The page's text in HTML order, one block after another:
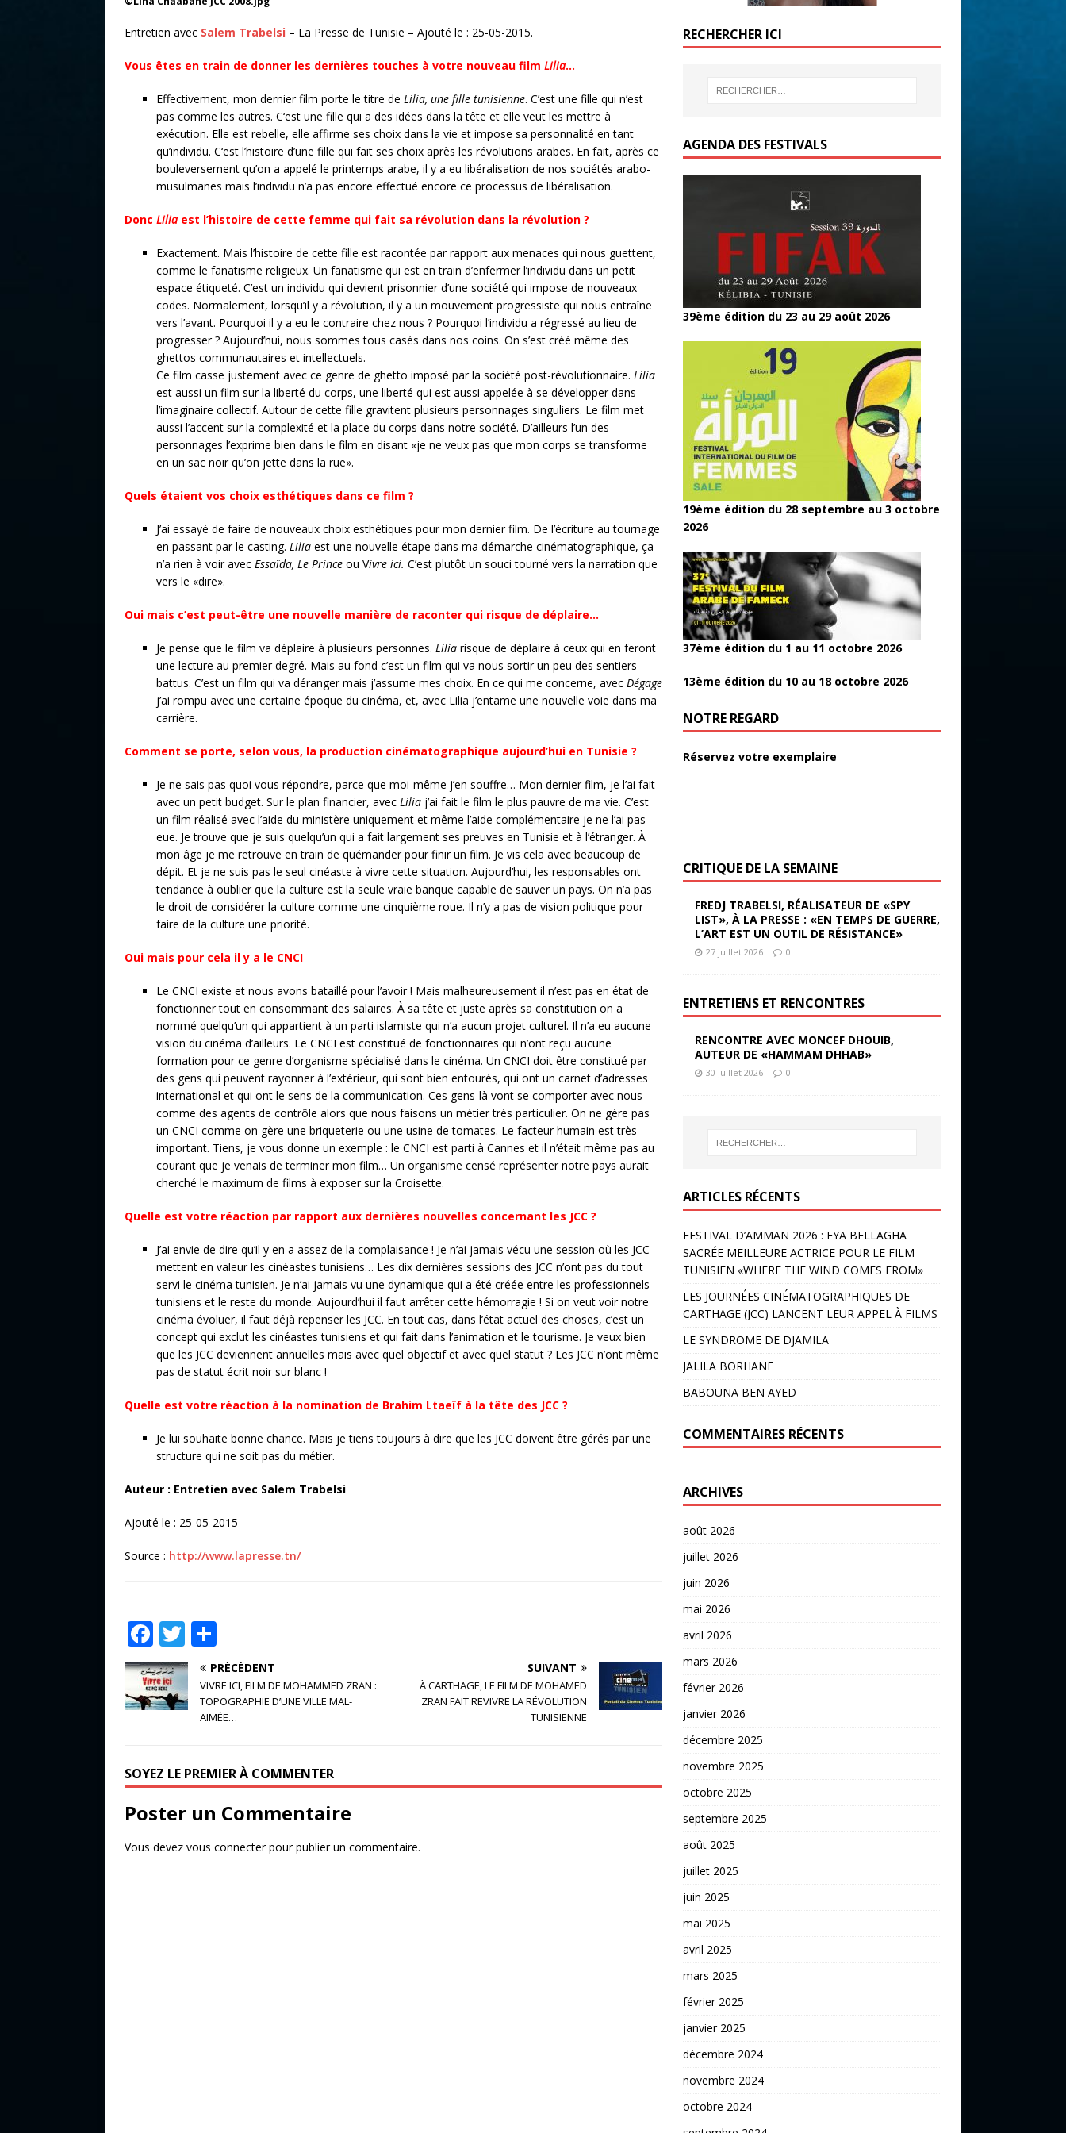
Entretien avec Salem Trabelsi – La Presse de Tunisie – Ajouté le : 25-05-2015.
Vous êtes en train de donner les dernières touches à votre nouveau film Lilia…
Effectivement, mon dernier film porte le titre de Lilia, une fille tunisienne. C’est une fille qui n’est
pas comme les autres. C‘est une fille qui a des idées dans la tête et elle veut les mettre à
exécution. Elle est rebelle, elle affirme ses choix dans la vie et impose sa personnalité en tant
qu’individu. C‘est l’histoire d’une fille qui fait ses choix après les révolutions arabes. En fait, après ce
bouleversement qu’on a appelé le printemps arabe, il y a eu libéralisation de nos sociétés arabo-
musulmanes mais l’individu n’a pas encore effectué encore ce processus de libéralisation.
Donc Liliaest l’histoire de cette femme qui fait sa révolution dans la révolution ?
Exactement. Mais l’histoire de cette fille est racontée par rapport aux menaces qui nous guettent,
comme le fanatisme religieux. Un fanatisme qui est en train d’enfermer l’individu dans un petit
espace étiqueté. C’est un individu qui devient prisonnier d’une société qui impose de nouveaux
codes. Normalement, lorsqu’il y a révolution, il y a un mouvement progressiste qui nous entraîne
vers l’avant. Pourquoi il y a eu le contraire chez nous ? Pourquoi l’individu a régressé au lieu de
progresser ? Aujourd’hui, nous sommes tous casés dans nos coins. On s’est créé même des
ghettos communautaires et intellectuels.
Ce film casse justement avec ce genre de ghetto imposé par la société post-révolutionnaire. Lilia
est aussi un film sur la liberté du corps, une liberté qui est aussi appelée à se développer dans
l’imaginaire collectif. Autour de cette fille gravitent plusieurs personnages singuliers. Le film met
aussi l’accent sur la complexité et la place du corps dans notre société. D’ailleurs l’un des
personnages l’exprime bien dans le film en disant «je ne veux pas que mon corps se transforme
en un sac noir qu’on jette dans la rue».
Quels étaient vos choix esthétiques dans ce film ?
J’ai essayé de faire de nouveaux choix esthétiques pour mon dernier film. De l’écriture au tournage
en passant par le casting. Lilia est une nouvelle étape dans ma démarche cinématographique, ça
n’a rien à voir avec Essaïda, Le Prince ou Vivre ici. C’est plutôt un souci tourné vers la narration que
vers le «dire».
Oui mais c’est peut-être une nouvelle manière de raconter qui risque de déplaire…
Je pense que le film va déplaire à plusieurs personnes. Lilia risque de déplaire à ceux qui en feront
une lecture au premier degré. Mais au fond c’est un film qui va nous sortir un peu des sentiers
battus. C’est un film qui va déranger mais j’assume mes choix. En ce qui me concerne, avec Dégage
j’ai rompu avec une certaine époque du cinéma, et, avec Lilia j’entame une nouvelle voie dans ma
carrière.
Comment se porte, selon vous, la production cinématographique aujourd’hui en Tunisie ?
Je ne sais pas quoi vous répondre, parce que moi-même j’en souffre… Mon dernier film, je l’ai fait
avec un petit budget. Sur le plan financier, avec Lilia j’ai fait le film le plus pauvre de ma vie. C’est
un film réalisé avec l’aide du ministère uniquement et même l’aide complémentaire je ne l’ai pas
eue. Je trouve que je suis quelqu’un qui a fait largement ses preuves en Tunisie et à l’étranger. À
mon âge je me retrouve en train de quémander pour finir un film. Je vis cela avec beaucoup de
dépit. Et je ne suis pas le seul cinéaste à vivre cette situation. Aujourd’hui, les responsables ont
tendance à oublier que la culture est la seule vraie banque capable de sauver un pays. On n’a pas
le droit de considérer la culture comme une cinquième roue. Il n’y a pas de vision politique pour
faire de la culture une priorité.
Oui mais pour cela il y a le CNCI
Le CNCI existe et nous avons bataillé pour l’avoir ! Mais malheureusement il n’est pas en état de
fonctionner tout en consommant des salaires. À sa tête et juste après sa constitution on a
nommé quelqu’un qui appartient à un parti islamiste qui n’a aucun projet culturel. Il n’a eu aucune
vision du cinéma d’ailleurs. Le CNCI est constitué de fonctionnaires qui n’ont reçu aucune
formation pour ce genre d’organisme spécialisé dans le cinéma. Un CNCI doit être constitué par
des gens qui peuvent rayonner à l’extérieur, qui sont bien entourés, qui ont un carnet d’adresses
international et qui ont le sens de la communication. Ces gens-là vont se comporter avec nous
comme des agents de contrôle alors que nous faisons un métier très particulier. On ne gère pas
un CNCI comme on gère une briqueterie ou une usine de tomates. Le facteur humain est très
important. Tiens, je vous donne un exemple : le CNCI est parti à Cannes et il n’était même pas au
courant que je venais de terminer mon film… Un organisme censé représenter notre pays aurait
cherché le maximum de films à exposer sur la Croisette.
Quelle est votre réaction par rapport aux dernières nouvelles concernant les JCC ?
J’ai envie de dire qu’il y en a assez de la complaisance ! Je n’ai jamais vécu une session où les JCC
mettent en valeur les cinéastes tunisiens… Les dix dernières sessions des JCC n’ont pas du tout
servi le cinéma tunisien. Je n’ai jamais vu une dynamique qui a été créée entre les professionnels
tunisiens et le reste du monde. Aujourd’hui il faut arrêter cette hémorragie ! Si on veut voir notre
cinéma évoluer, il faut déjà repenser les JCC. En tout cas, dans l’état actuel des choses, c’est un
concept qui exclut les cinéastes tunisiens et qui fait dans l’animation et le tourisme. Je veux bien
que les JCC deviennent annuelles mais avec quel objectif et avec quel statut ? Les JCC n’ont même
pas de statut écrit noir sur blanc !
Quelle est votre réaction à la nomination de Brahim Ltaeïf à la tête des JCC ?
Je lui souhaite bonne chance. Mais je tiens toujours à dire que les JCC doivent être gérés par une
structure qui ne soit pas du métier.
Auteur : Entretien avec Salem Trabelsi
Ajouté le : 25-05-2015
Source : http://www.lapresse.tn/
F
a
c
e
o
o
k
T
w
it
te
ar
ta
g
r
PRÉCÉDENT
VIVRE ICI, FILM DE MOHAMMED ZRAN :
TOPOGRAPHIE D’UNE VILLE MAL-
AIMÉE…
SUIVANT
À CARTHAGE, LE FILM DE MOHAMED
ZRAN FAIT REVIVRE LA RÉVOLUTION
TUNISIENNE
SOYEZ LE PREMIER À COMMENTER
Poster un Commentaire
Vous devez vous connecterpour publier un commentaire.
RECHERCHER ICI
AGENDA DES FESTIVALS
39ème édition du 23 au 29 août 2026
19ème édition du 28 septembre au 3 octobre
2026
37ème édition du 1 au 11 octobre 2026
13ème édition du 10 au 18 octobre 2026
NOTRE REGARD
Réservez votre exemplaire
CRITIQUE DE LA SEMAINE
FREDJ TRABELSI, RÉALISATEUR DE «SPY
LIST», À LA PRESSE : «EN TEMPS DE GUERRE,
L’ART EST UN OUTIL DE RÉSISTANCE»
27 juillet 2026 0
ENTRETIENS ET RENCONTRES
RENCONTRE AVEC MONCEF DHOUIB,
AUTEUR DE «HAMMAM DHHAB»
30 juillet 2026 0
ARTICLES RÉCENTS
FESTIVAL D’AMMAN 2026 : EYA BELLAGHA
SACRÉE MEILLEURE ACTRICE POUR LE FILM
TUNISIEN «WHERE THE WIND COMES FROM»
LES JOURNÉES CINÉMATOGRAPHIQUES DE
CARTHAGE (JCC) LANCENT LEUR APPEL À FILMS
LE SYNDROME DE DJAMILA
JALILA BORHANE
BABOUNA BEN AYED
COMMENTAIRES RÉCENTS
ARCHIVES
août 2026
juillet 2026
juin 2026
mai 2026
avril 2026
mars 2026
février 2026
janvier 2026
décembre 2025
novembre 2025
octobre 2025
septembre 2025
août 2025
juillet 2025
juin 2025
mai 2025
avril 2025
mars 2025
février 2025
janvier 2025
décembre 2024
novembre 2024
octobre 2024